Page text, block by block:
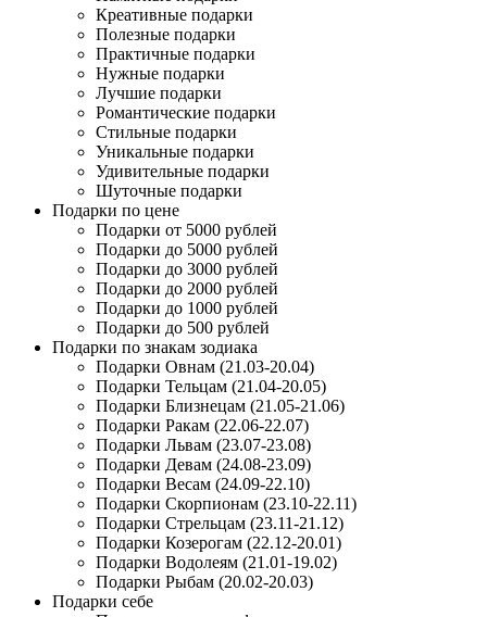
Креативные подарки
Полезные подарки
Практичные подарки
Нужные подарки
Лучшие подарки
Романтические подарки
Стильные подарки
Уникальные подарки
Удивительные подарки
Шуточные подарки
Подарки по цене
Подарки от 5000 рублей
Подарки до 5000 рублей
Подарки до 3000 рублей
Подарки до 2000 рублей
Подарки до 1000 рублей
Подарки до 500 рублей
Подарки по знакам зодиака
Подарки Овнам (21.03-20.04)
Подарки Тельцам (21.04-20.05)
Подарки Близнецам (21.05-21.06)
Подарки Ракам (22.06-22.07)
Подарки Львам (23.07-23.08)
Подарки Девам (24.08-23.09)
Подарки Весам (24.09-22.10)
Подарки Скорпионам (23.10-22.11)
Подарки Стрельцам (23.11-21.12)
Подарки Козерогам (22.12-20.01)
Подарки Водолеям (21.01-19.02)
Подарки Рыбам (20.02-20.03)
Подарки себе